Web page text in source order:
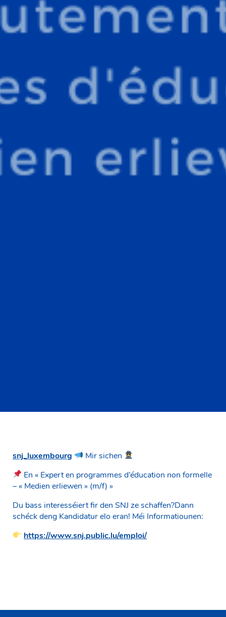
snj_luxembourg
Mir sichen
En « Expert en programmes d’éducation non formelle
– « Medien erliewen » (m/f) »
Du bass interesséiert fir den SNJ ze schaffen?Dann
schéck deng Kandidatur elo eran! Méi Informatiounen:
https://www.snj.public.lu/emploi/